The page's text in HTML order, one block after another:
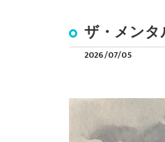
ザ・メンタ
2026/07/05